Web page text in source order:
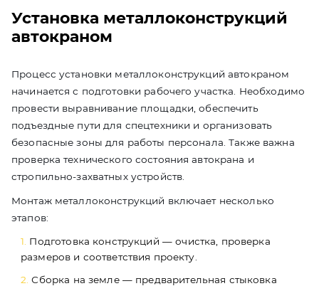
Установка металлоконструкций
автокраном
Процесс установки металлоконструкций автокраном
начинается с подготовки рабочего участка. Необходимо
провести выравнивание площадки, обеспечить
подъездные пути для спецтехники и организовать
безопасные зоны для работы персонала. Также важна
проверка технического состояния автокрана и
стропильно-захватных устройств.
Монтаж металлоконструкций включает несколько
этапов:
Подготовка конструкций — очистка, проверка
размеров и соответствия проекту.
Сборка на земле — предварительная стыковка